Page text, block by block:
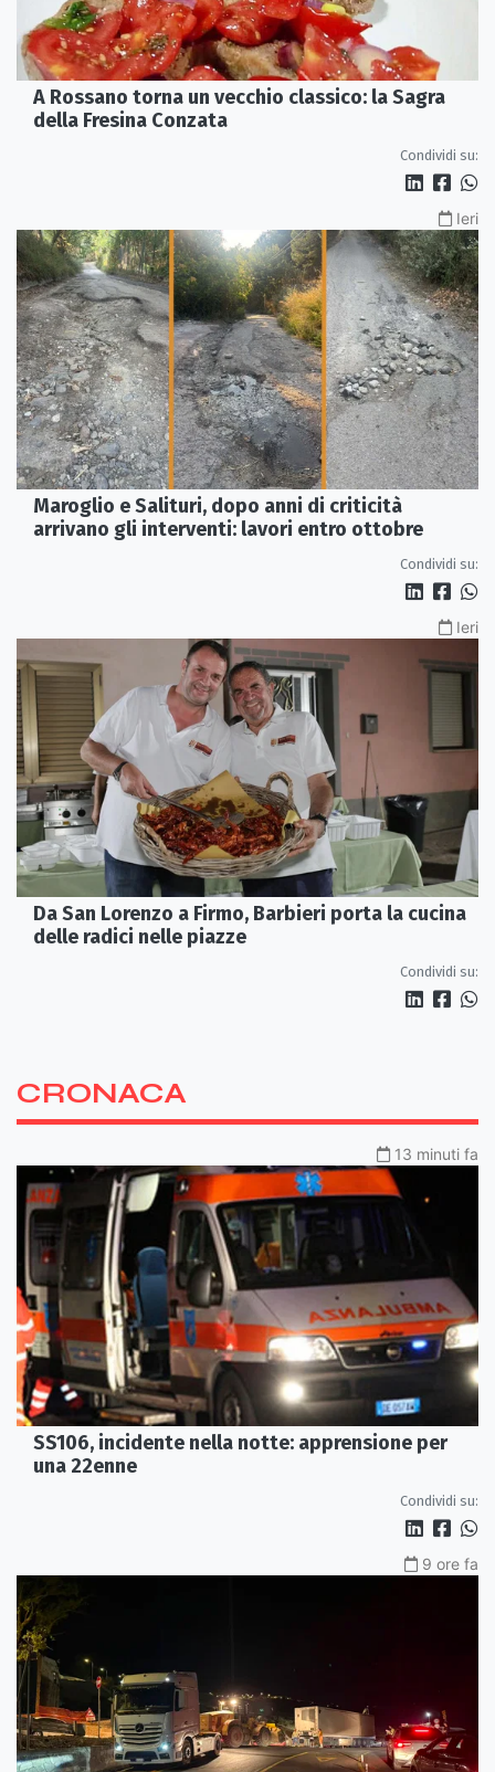
A Rossano torna un vecchio classico: la Sagra
della Fresina Conzata
Condividi su:
Ieri
Maroglio e Salituri, dopo anni di criticità
arrivano gli interventi: lavori entro ottobre
Condividi su:
Ieri
Da San Lorenzo a Firmo, Barbieri porta la cucina
delle radici nelle piazze
Condividi su:
CRONACA
13 minuti fa
SS106, incidente nella notte: apprensione per
una 22enne
Condividi su:
9 ore fa